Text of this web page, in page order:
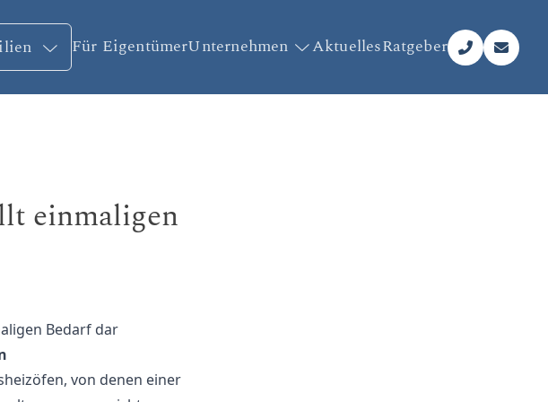
Für EigentümerUnternehmen AktuellesRatgeber
einmaligen
von denen einer